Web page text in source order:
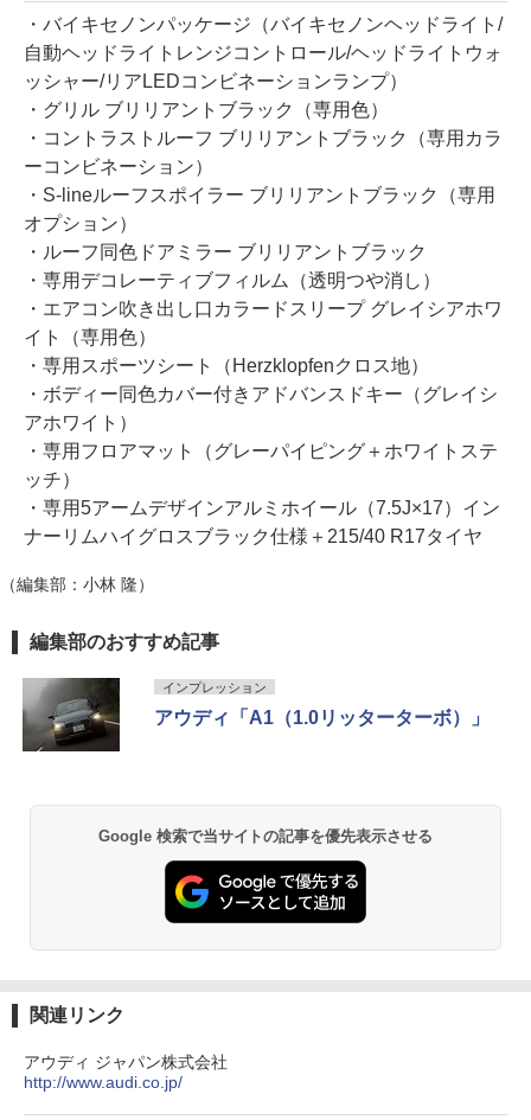
・バイキセノンパッケージ（バイキセノンヘッドライト/
自動ヘッドライトレンジコントロール/ヘッドライトウォ
ッシャー/リアLEDコンビネーションランプ）
・グリル ブリリアントブラック（専用色）
・コントラストルーフ ブリリアントブラック（専用カラ
ーコンビネーション）
・S-lineルーフスポイラー ブリリアントブラック（専用
オプション）
・ルーフ同色ドアミラー ブリリアントブラック
・専用デコレーティブフィルム（透明つや消し）
・エアコン吹き出し口カラードスリープ グレイシアホワ
イト（専用色）
・専用スポーツシート（Herzklopfenクロス地）
・ボディー同色カバー付きアドバンスドキー（グレイシ
アホワイト）
・専用フロアマット（グレーパイピング＋ホワイトステ
ッチ）
・専用5アームデザインアルミホイール（7.5J×17）イン
ナーリムハイグロスブラック仕様＋215/40 R17タイヤ
（編集部：小林 隆）
編集部のおすすめ記事
インプレッション
アウディ「A1（1.0リッターターボ）」
Google 検索で当サイトの記事を優先表示させる
関連リンク
アウディ ジャパン株式会社
http://www.audi.co.jp/